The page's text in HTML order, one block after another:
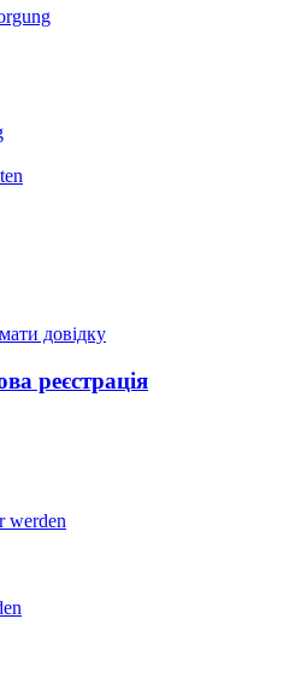
довідку
реєстрація
werden